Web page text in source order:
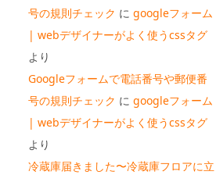
号の規則チェック に googleフォーム
| webデザイナーがよく使うcssタグ
より
Googleフォームで電話番号や郵便番
号の規則チェック に googleフォーム
| webデザイナーがよく使うcssタグ
より
冷蔵庫届きました〜冷蔵庫フロアに立